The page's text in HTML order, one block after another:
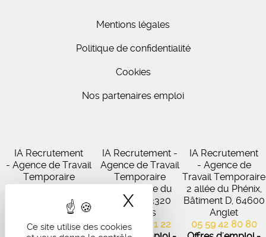
Ce site utilise des cookies
X Masquer le
Mentions légales
Politique de confidentialité
Cookies
Nos partenaires emploi
IA Recrutement
- Agence de Travail
Temporaire
Virecourt, 33370
Artigues-près-
Bordeaux
IA Recrutement -
Agence de Travail
Temporaire
102 Avenue du
Médoc, 33320
Eysines
05 56 45 21 22
IA Recrutement
- Agence de
Travail Temporaire
2 allée du Phénix,
Bâtiment D, 64600
Anglet
05 59 42 80 80